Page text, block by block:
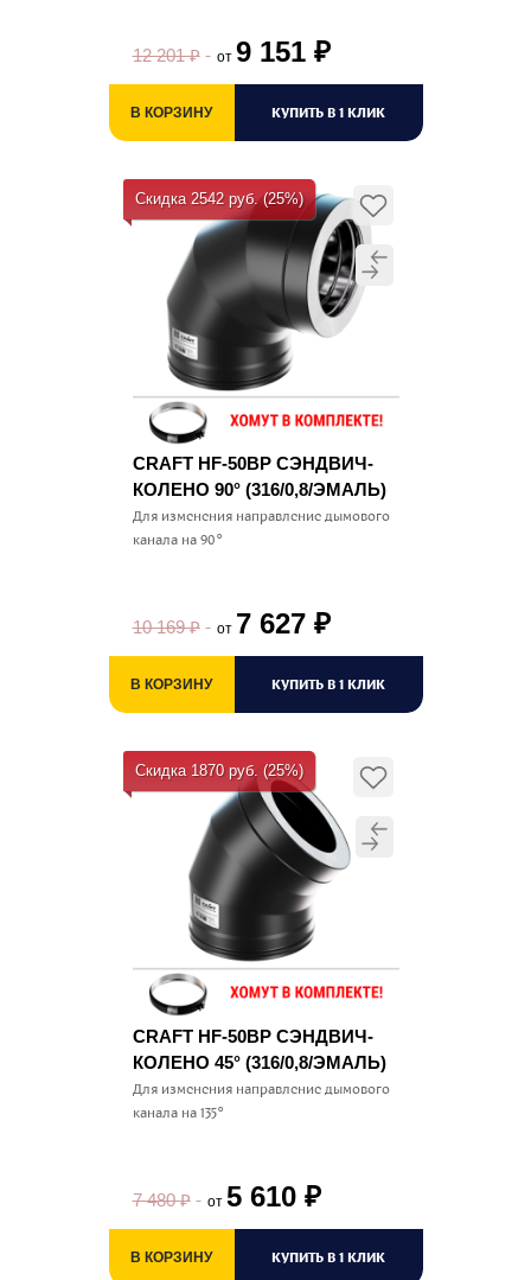
12 201₽ от 9 151 ₽
В КОРЗИНУ КУПИТЬ В 1 КЛИК
Скидка 2542 руб. (25%)
CRAFT HF-50BP СЭНДВИЧ-
КОЛЕНО 90° (316/0,8/ЭМАЛЬ)
Для изменения направление дымового
канала на 90°
10 169₽ от 7 627 ₽
В КОРЗИНУ КУПИТЬ В 1 КЛИК
Скидка 1870 руб. (25%)
CRAFT HF-50BP СЭНДВИЧ-
КОЛЕНО 45° (316/0,8/ЭМАЛЬ)
Для изменения направление дымового
канала на 135°
7 480₽ от 5 610 ₽
В КОРЗИНУ КУПИТЬ В 1 КЛИК